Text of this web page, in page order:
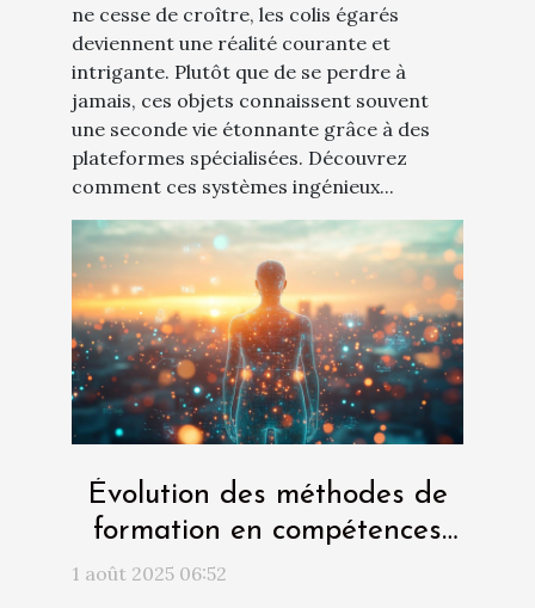
ne cesse de croître, les colis égarés
deviennent une réalité courante et
intrigante. Plutôt que de se perdre à
jamais, ces objets connaissent souvent
une seconde vie étonnante grâce à des
plateformes spécialisées. Découvrez
comment ces systèmes ingénieux...
Évolution des méthodes de
formation en compétences
managériales depuis les
1 août 2025 06:52